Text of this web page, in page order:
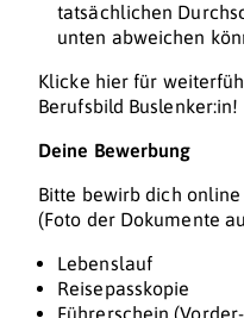
tatsächlichen
unten abweichen
Klicke hier für
Berufsbild Buslenker:in!
Deine Bewerbung
Bitte bewirb dich
(Foto der Dokumente
Lebenslauf
Reisepasskopie
Führerschein